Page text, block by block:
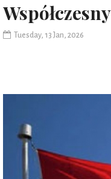
Tuesday, 13 Jan, 2026